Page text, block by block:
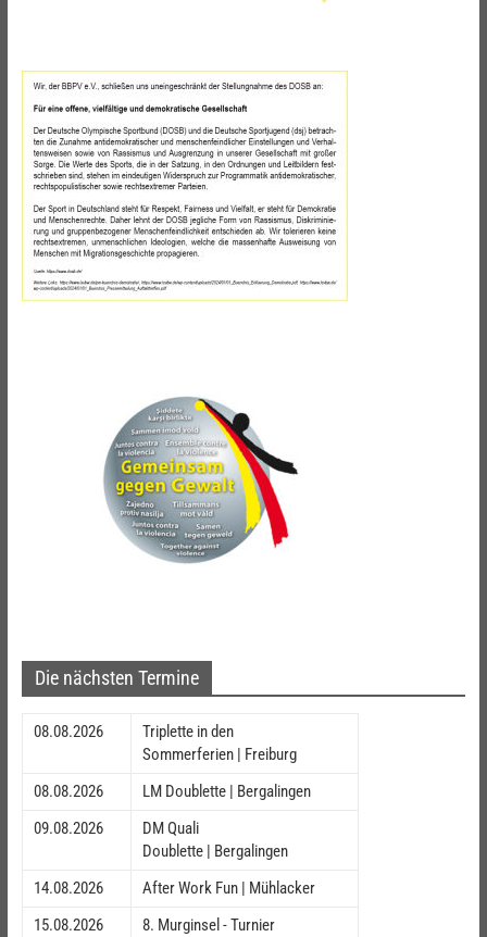
Die nächsten Termine
08.08.2026
Triplette in den
Sommerferien | Freiburg
08.08.2026
LM Doublette | Bergalingen
09.08.2026
DM Quali
Doublette | Bergalingen
14.08.2026
After Work Fun | Mühlacker
15.08.2026
8. Murginsel - Turnier